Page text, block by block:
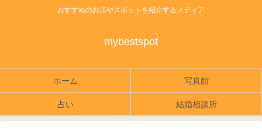
おすすめのお店やスポットを紹介するメディア
mybestspot
ホーム 写真館
占い 結婚相談所